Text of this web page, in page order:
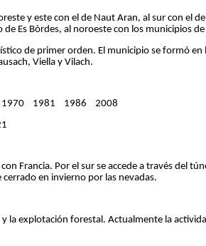
y este con el de Naut Aran, al sur con el
Es Bòrdes, al noroeste con los municipios de
de primer orden. El municipio se formó
Viella y Vilach.
1981 1986 2008
Francia. Por el sur se accede a través del
en invierno por las nevadas.
y la explotación forestal. Actualmente la